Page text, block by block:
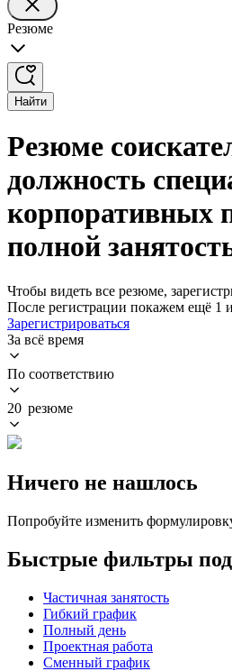
Резюме
Найти
Резюме
должность
корпоративных
полной
Чтобы видеть все резюме,
После регистрации покажем ещё 1
Зарегистрироваться
За всё время
По соответствию
20 резюме
Ничего не нашлось
Попробуйте изменить
Быстрые фильтры
Частичная занятость
Гибкий график
Полный день
Проектная работа
Сменный график